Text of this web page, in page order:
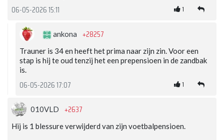
06-05-2026 15:11 1
ankona +28257
Trauner is 34 en heeft het prima naar zijn zin. Voor een
stap is hij te oud tenzij het een prepensioen in de zandbak
is.
06-05-2026 17:07 1
010VLD +2637
Hij is 1 blessure verwijderd van zijn voetbalpensioen.